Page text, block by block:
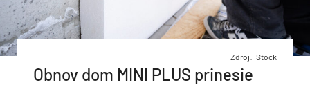
Zdroj: iStock
Obnov dom MINI PLUS prinesie